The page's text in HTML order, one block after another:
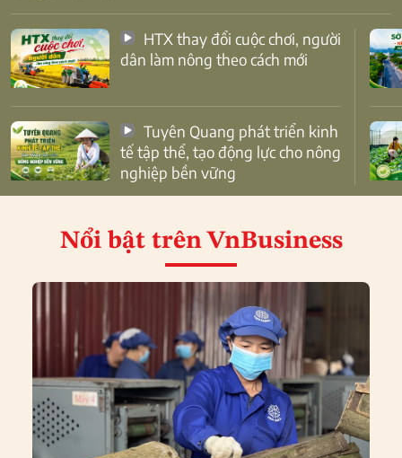
dân làm nông theo cách mới
tế tập thể, tạo động lực cho nông
nghiệp bền vững
Nổi bật trên VnBusiness